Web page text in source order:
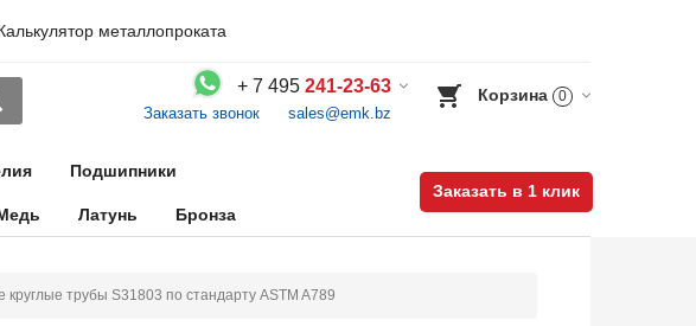
металлопроката
+ 7 495 241-23-63
Заказать звонок sales@emk.bz
Корзина 0
Подшипники
Латунь Бронза
Заказать в 1 клик
трубы S31803 по стандарту ASTM A789